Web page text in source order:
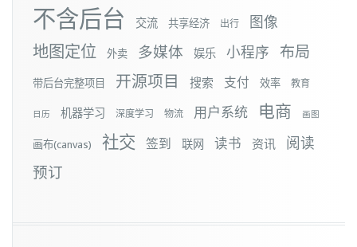
不含后台 交流 共享经济 出行 图像
地图定位 外卖 多媒体 娱乐 小程序 布局
带后台完整项目 开源项目 搜索 支付 效率 教育
日历 机器学习 深度学习 物流 用户系统 电商 画图
画布(canvas) 社交 签到 联网 读书 资讯 阅读
预订